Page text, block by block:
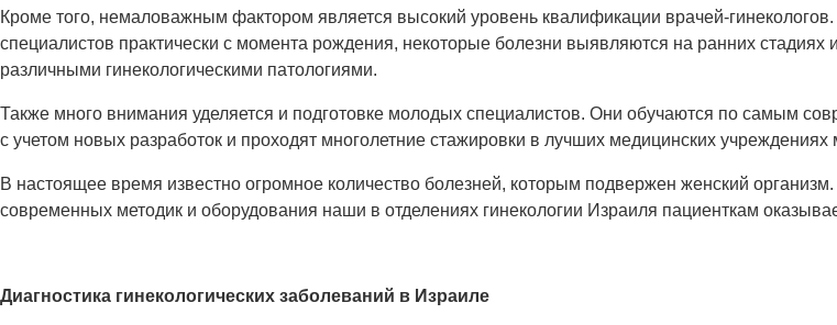
Кроме того, немаловажным фактором является высокий уровень квалификации врачей-
специалистов практически с момента рождения, некоторые болезни выявляются на ранних
различными гинекологическими патологиями.
Также много внимания уделяется и подготовке молодых специалистов. Они обучаются по самым
с учетом новых разработок и проходят многолетние стажировки в лучших медицинских учреждениях
В настоящее время известно огромное количество болезней, которым подвержен женский
современных методик и оборудования наши в отделениях гинекологии Израиля пациенткам
Диагностика гинекологических заболеваний в Израиле